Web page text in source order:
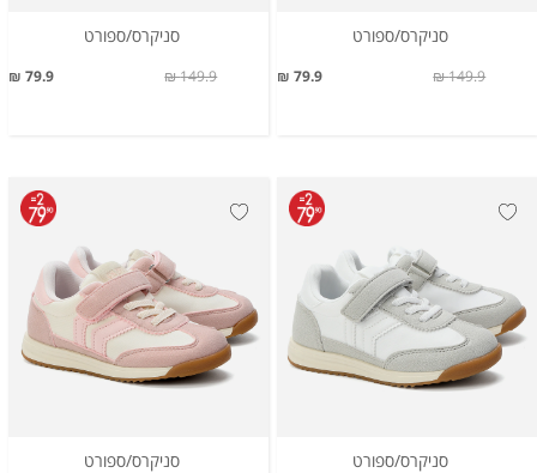
סניקרס/ספורט
79.9 ₪ 149.9 ₪
סניקרס/ספורט
79.9 ₪ 149.9 ₪
סניקרס/ספורט סניקרס/ספורט